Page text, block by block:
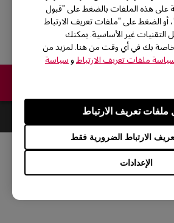
على هذه الملفات بالضغط على "قبول
أو الضغط على "ملفات تعريف الارتباط
التقنيات غير الأساسية. يمكنك
بك في أي وقت من هنا. لمزيد من
ملفات تعريف الارتباط و سياسة
الإعدادات
الارتباط الضرورية فقط
ملفات تعريف الارتباط